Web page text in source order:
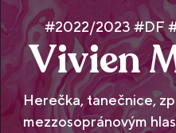
#2022/2023 #DF
Vivien
Herečka, tanečnice,
mezzosopránovým